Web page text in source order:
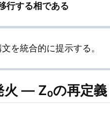
行する相である
を統合的に提示する。
火 — Z₀の再定義